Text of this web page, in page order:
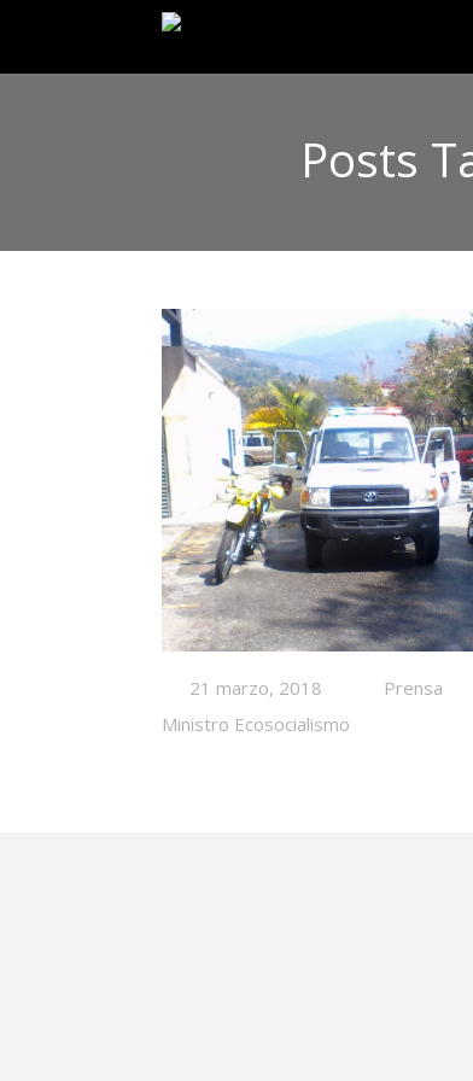
Posts
21 marzo, 2018 Prensa
Ministro Ecosocialismo